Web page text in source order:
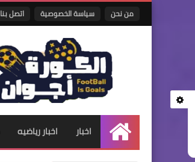
من نحن سياسة الخصوصية اتصل بنا
الرئيسية
اخبار اخبار رياضيه